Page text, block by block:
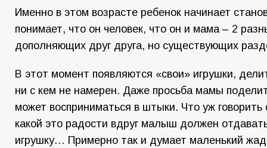
Именно в этом возрасте ребенок начинает
понимает, что он человек, что он и мама – 2
дополняющих друг друга, но существующих
В этот момент появляются «свои» игрушки,
ни с кем не намерен. Даже просьба мамы
может восприниматься в штыки. Что уж говорить
какой это радости вдруг малыш должен
игрушку… Примерно так и думает маленький